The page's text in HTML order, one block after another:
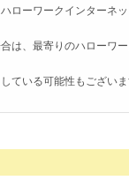
ローワークインターネ
は、最寄りのハローワ
ている可能性もござい